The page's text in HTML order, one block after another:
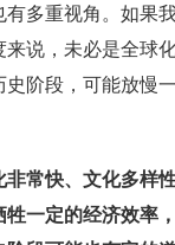
多重视角。如果
说，未必是全球
阶段，可能放慢
非常快、文化多样
牲一定的经济效率